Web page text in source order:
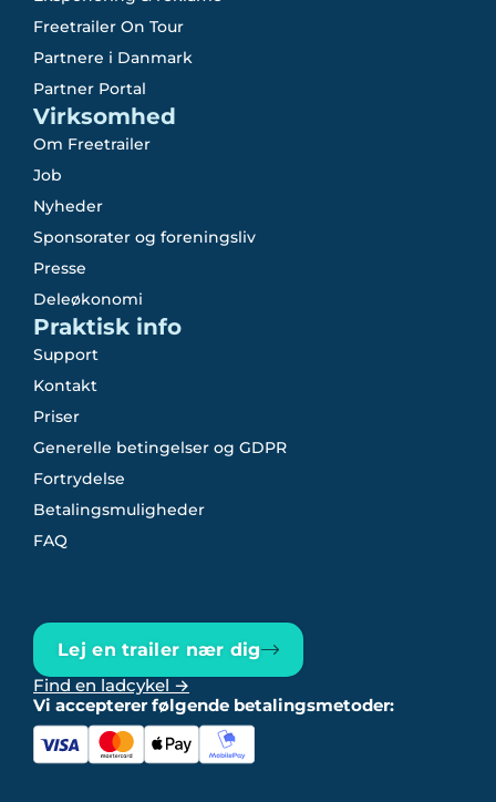
Freetrailer On Tour
Partnere i Danmark
Partner Portal
Virksomhed
Om Freetrailer
Job
Nyheder
Sponsorater og foreningsliv
Presse
Deleøkonomi
Praktisk info
Support
Kontakt
Priser
Generelle betingelser og GDPR
Fortrydelse
Betalingsmuligheder
FAQ
Lej en trailer nær dig
Find en ladcykel →
Vi accepterer følgende betalingsmetoder: